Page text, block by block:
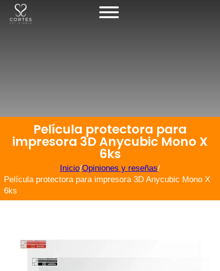
Película protectora para
impresora 3D Anycubic Mono X
6ks
Inicio/Opiniones y reseñas/
Película protectora para impresora 3D Anycubic Mono X
6ks